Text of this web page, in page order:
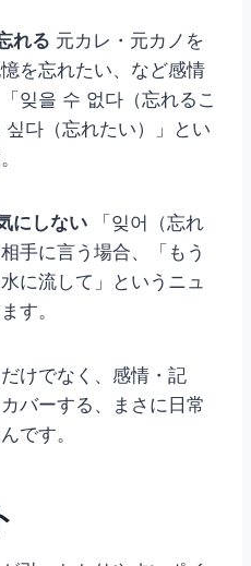
れる 元カレ・元カノを
を忘れたい、など感情
잊을 수 없다（忘れるこ
다（忘れたい）」とい
にしない 「잊어（忘れ
手に言う場合、「もう
に流して」というニュ
す。
けでなく、感情・記
バーする、まさに日常
です。